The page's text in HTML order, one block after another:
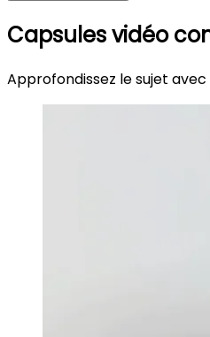
Capsules vidéo
Approfondissez le sujet